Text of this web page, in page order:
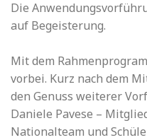
Die
auf Begeisterung.
Mit dem
vorbei. Kurz nach dem
den Genuss weiterer
Daniele Pavese –
Nationalteam und